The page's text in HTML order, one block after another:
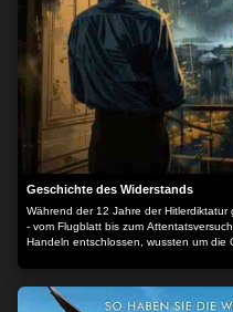
Geschichte des Widerstands
Während der 12 Jahre der
- vom Flugblatt bis zum
Handeln entschlossen, wussten um die
dem Leben bezahlt. Diese
deutschen Widerstands, der
Beweggründe. Der Inhalt wird